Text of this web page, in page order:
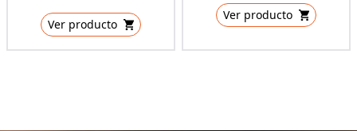
Ver producto
Ver producto